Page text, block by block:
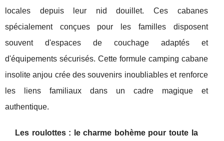
locales depuis leur nid douillet. Ces cabanes
spécialement conçues pour les familles disposent
souvent d'espaces de couchage adaptés et
d'équipements sécurisés. Cette formule camping cabane
insolite anjou crée des souvenirs inoubliables et renforce
les liens familiaux dans un cadre magique et
authentique.
Les roulottes : le charme bohème pour toute la